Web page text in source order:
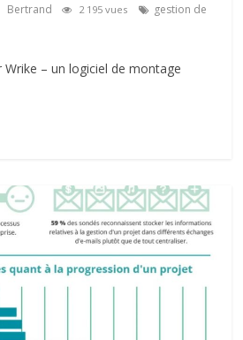
Bertrand 2 195 vues
gestion de
– un logiciel de montage